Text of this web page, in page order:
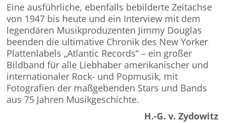
Eine ausführliche, ebenfalls bebilderte Zeitachse
von 1947 bis heute und ein Interview mit dem
legendären Musikproduzenten Jimmy Douglas
beenden die ultimative Chronik des New Yorker
Plattenlabels „Atlantic Records“ – ein großer
Bildband für alle Liebhaber amerikanischer und
internationaler Rock- und Popmusik, mit
Fotografien der maßgebenden Stars und Bands
aus 75 Jahren Musikgeschichte.
H.-G. v. Zydowitz